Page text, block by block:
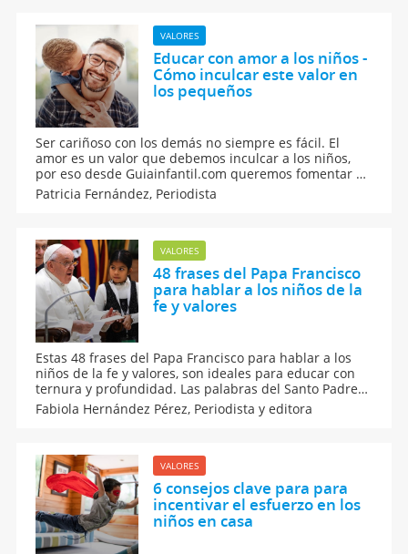
VALORES
Educar con amor a los niños -
Cómo inculcar este valor en
los pequeños
Ser cariñoso con los demás no siempre es fácil. El
amor es un valor que debemos inculcar a los niños,
por eso desde Guiainfantil.com queremos fomentar el
valor del amor. Te damos consejos, cuentos, trucos,
nombres... Todo lo relacionado con el amor y el cariño,
sus familiares y amigos.
Patricia Fernández, Periodista
VALORES
48 frases del Papa Francisco
para hablar a los niños de la
fe y valores
Estas 48 frases del Papa Francisco para hablar a los
niños de la fe y valores, son ideales para educar con
ternura y profundidad. Las palabras del Santo Padre
inspiran humildad, amor y esperanza, además de ser
perfectas para catequesis, escuelas o momentos en
Fabiola Hernández Pérez, Periodista y editora
VALORES
6 consejos clave para para
incentivar el esfuerzo en los
niños en casa